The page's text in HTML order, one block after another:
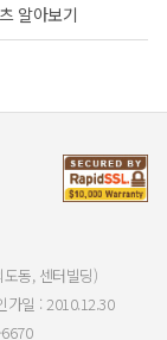
알아보기
동, 센터빌딩)
가일 : 2010.12.30